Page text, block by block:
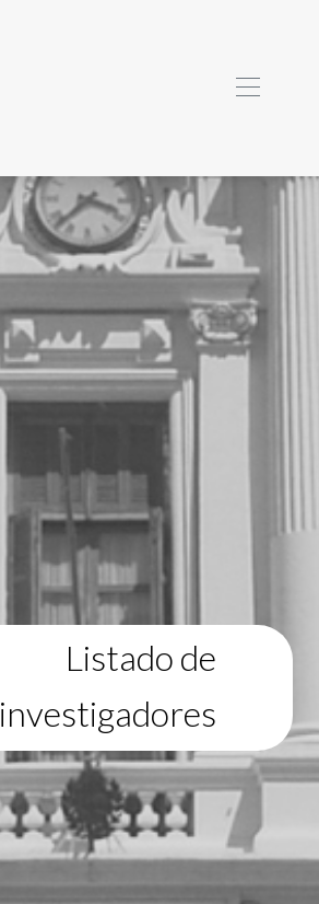
Listado de
investigadores